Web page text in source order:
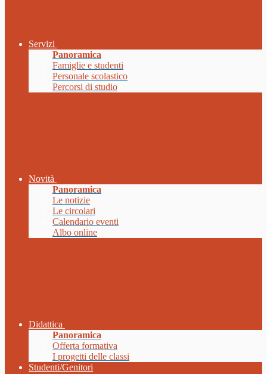
Servizi
Panoramica
Famiglie e studenti
Personale scolastico
Percorsi di studio
Novità
Panoramica
Le notizie
Le circolari
Calendario eventi
Albo online
Didattica
Panoramica
Offerta formativa
I progetti delle classi
Studenti/Genitori